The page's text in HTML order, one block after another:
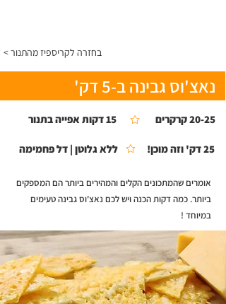
< בחזרה לקריספיז מהתנור
נאצ'וס גבינה ב-5 דק'
15 דקות אפייה בתנור 20-25 קרקרים
ללא גלוטן | דל פחמימה 25 דק' וזה מוכן!
אומרים שהמתכונים הקלים והמהירים ביותר הם המספקים
ביותר. כמה דקות הכנה ויש לכם נאצ'וס גבינה טעימים
במיוחד !